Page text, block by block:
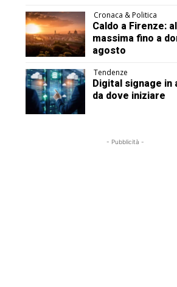
Cronaca & Politica
Caldo a Firenze:
massima fino a
agosto
Tendenze
Digital signage in
da dove iniziare
- Pubblicità -